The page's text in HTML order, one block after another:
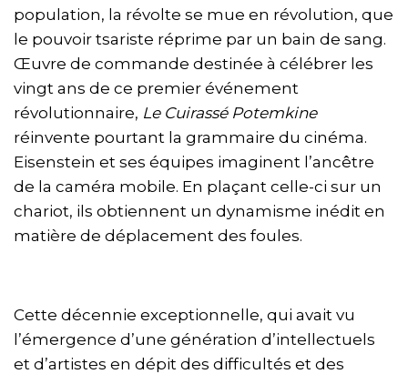
population, la révolte se mue en révolution, que
le pouvoir tsariste réprime par un bain de sang.
Œuvre de commande destinée à célébrer les
vingt ans de ce premier événement
révolutionnaire, Le Cuirassé Potemkine
réinvente pourtant la grammaire du cinéma.
Eisenstein et ses équipes imaginent l’ancêtre
de la caméra mobile. En plaçant celle-ci sur un
chariot, ils obtiennent un dynamisme inédit en
matière de déplacement des foules.
Cette décennie exceptionnelle, qui avait vu
l’émergence d’une génération d’intellectuels
et d’artistes en dépit des difficultés et des